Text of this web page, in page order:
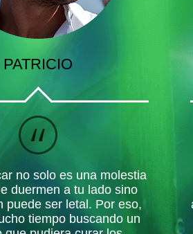
PATRICIO
no solo es una molestia
duermen a tu lado sino
puede ser letal. Por eso,
tiempo buscando un